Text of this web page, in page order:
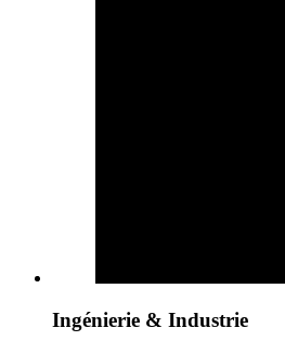
Ingénierie & Industrie